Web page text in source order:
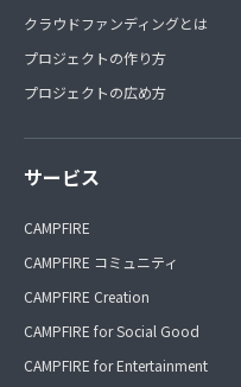
クラウドファンディングとは
プロジェクトの作り方
プロジェクトの広め方
サービス
CAMPFIRE
CAMPFIRE コミュニティ
CAMPFIRE Creation
CAMPFIRE for Social Good
CAMPFIRE for Entertainment